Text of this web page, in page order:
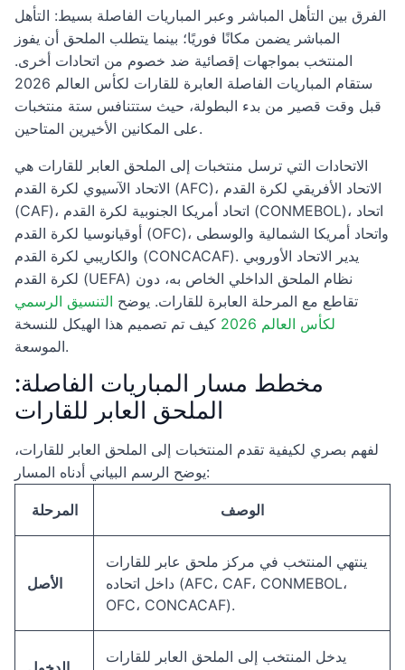
الفرق بين التأهل المباشر وعبر المباريات الفاصلة بسيط: التأهل
المباشر يضمن مكانًا فوريًا؛ بينما يتطلب الملحق أن يفوز
المنتخب بمواجهات إقصائية ضد خصوم من اتحادات أخرى.
ستقام المباريات الفاصلة العابرة للقارات لكأس العالم 2026
قبل وقت قصير من بدء البطولة، حيث ستتنافس ستة منتخبات
على المكانين الأخيرين المتاحين.
الاتحادات التي ترسل منتخبات إلى الملحق العابر للقارات هي
الاتحاد الآسيوي لكرة القدم (AFC)، الاتحاد الأفريقي لكرة القدم
(CAF)، اتحاد أمريكا الجنوبية لكرة القدم (CONMEBOL)، اتحاد
أوقيانوسيا لكرة القدم (OFC)، واتحاد أمريكا الشمالية والوسطى
والكاريبي لكرة القدم (CONCACAF). يدير الاتحاد الأوروبي
لكرة القدم (UEFA) نظام الملحق الداخلي الخاص به، دون
تقاطع مع المرحلة العابرة للقارات. يوضح التنسيق الرسمي
لكأس العالم 2026
كيف تم تصميم هذا الهيكل للنسخة
الموسعة.
مخطط مسار المباريات الفاصلة:
الملحق العابر للقارات
لفهم بصري لكيفية تقدم المنتخبات إلى الملحق العابر للقارات،
يوضح الرسم البياني أدناه المسار:
المرحلة الوصف
الأصل
ينتهي المنتخب في مركز ملحق عابر للقارات
داخل اتحاده (AFC، CAF، CONMEBOL،
OFC، CONCACAF).
يدخل المنتخب إلى الملحق العابر للقارات